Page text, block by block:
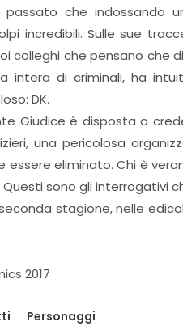
passato che indossando
incredibili. Sulle sue
colleghi che pensano che
intera di criminali, ha
DK.
Giudice è disposta a
una pericolosa
eliminato. Chi è
sono gli interrogativi
stagione, nelle
2017
Personaggi